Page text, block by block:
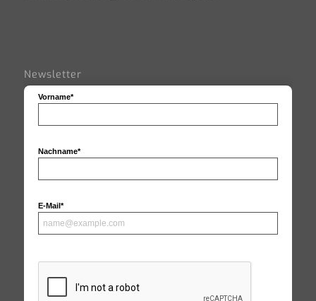
Newsletter
Vorname*
Nachname*
E-Mail*